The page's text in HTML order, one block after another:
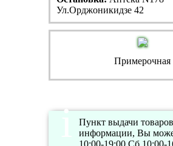
Ул.Орджоникидзе 42
Примерочная
Пункт выдачи
информации, Вы
10:00-19:00 Сб 10:00-